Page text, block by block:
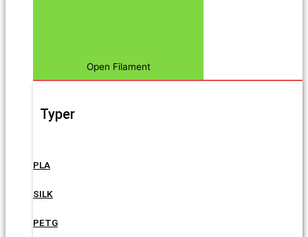
Open Filament
Typer
PLA
SILK
PETG